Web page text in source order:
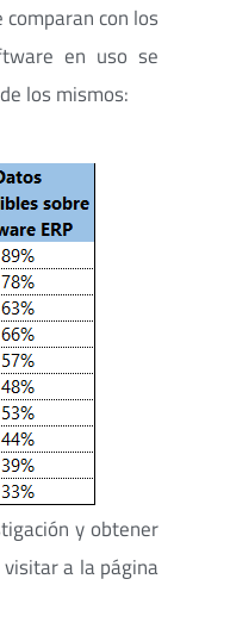
con los
en uso se
los mismos:
y obtener
a la página